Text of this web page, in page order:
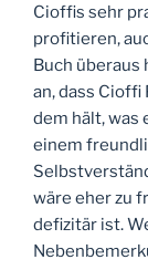
Cioffis sehr
profitieren,
Buch überaus
an, dass
dem hält, was
einem
wäre eher zu
defizitär ist.